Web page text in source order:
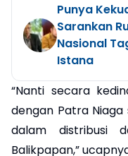
Punya
Sarankan
Nasional
Istana
“Nanti secara
dengan Patra
dalam distribusi
Balikpapan,”